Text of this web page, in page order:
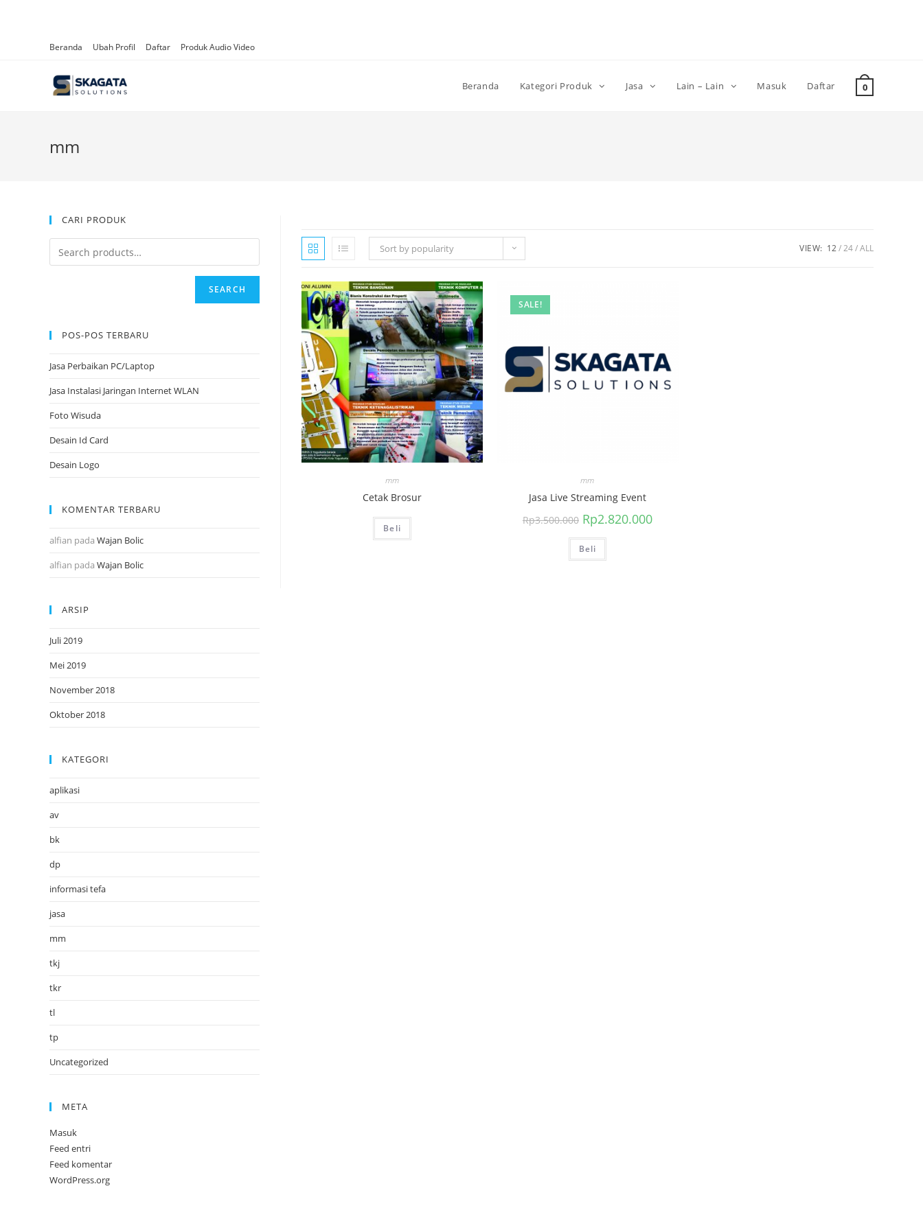
Beranda Ubah Profil Daftar Produk Audio Video
Beranda Kategori Produk Jasa Lain – Lain Masuk Daftar 0
mm
Sort by popularity VIEW: 12 24 ALL
mm
Cetak Brosur
Beli
SALE!
mm
Jasa Live Streaming Event
Rp3.500.000 Rp2.820.000
Beli
CARI PRODUK
SEARCH
POS-POS TERBARU
Jasa Perbaikan PC/Laptop
Jasa Instalasi Jaringan Internet WLAN
Foto Wisuda
Desain Id Card
Desain Logo
KOMENTAR TERBARU
alfian pada Wajan Bolic
alfian pada Wajan Bolic
ARSIP
Juli 2019
Mei 2019
November 2018
Oktober 2018
KATEGORI
aplikasi
av
bk
dp
informasi tefa
jasa
mm
tkj
tkr
tl
tp
Uncategorized
META
Masuk
Feed entri
Feed komentar
WordPress.org